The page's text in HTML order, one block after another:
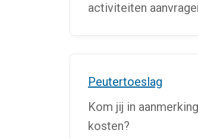
activiteiten
Peutertoeslag
Kom jij in
kosten?